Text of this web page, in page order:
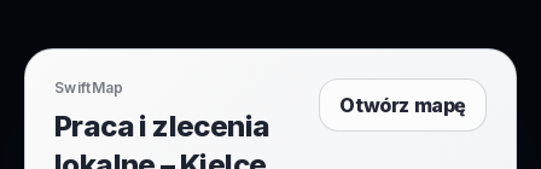
SwiftMap
Praca i zlecenia
Otwórz mapę